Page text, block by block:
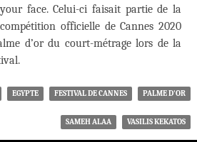
your face. Celui-ci faisait partie de la
compétition officielle de Cannes 2020
d’or du court-métrage lors de la
EGYPTE FESTIVAL DE CANNES PALME D'OR
SAMEH ALAA VASILIS KEKATOS